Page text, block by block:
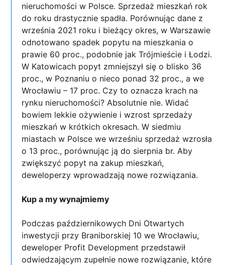
nieruchomości w Polsce. Sprzedaż mieszkań rok
do roku drastycznie spadła. Porównując dane z
września 2021 roku i bieżący okres, w Warszawie
odnotowano spadek popytu na mieszkania o
prawie 60 proc., podobnie jak Trójmieście i Łodzi.
W Katowicach popyt zmniejszył się o blisko 36
proc., w Poznaniu o nieco ponad 32 proc., a we
Wrocławiu – 17 proc. Czy to oznacza krach na
rynku nieruchomości? Absolutnie nie. Widać
bowiem lekkie ożywienie i wzrost sprzedaży
mieszkań w krótkich okresach. W siedmiu
miastach w Polsce we wrześniu sprzedaż wzrosła
o 13 proc., porównując ją do sierpnia br. Aby
zwiększyć popyt na zakup mieszkań,
deweloperzy wprowadzają nowe rozwiązania.
Kup a my wynajmiemy
Podczas październikowych Dni Otwartych
inwestycji przy Braniborskiej 10 we Wrocławiu,
deweloper Profit Development przedstawił
odwiedzającym zupełnie nowe rozwiązanie, które